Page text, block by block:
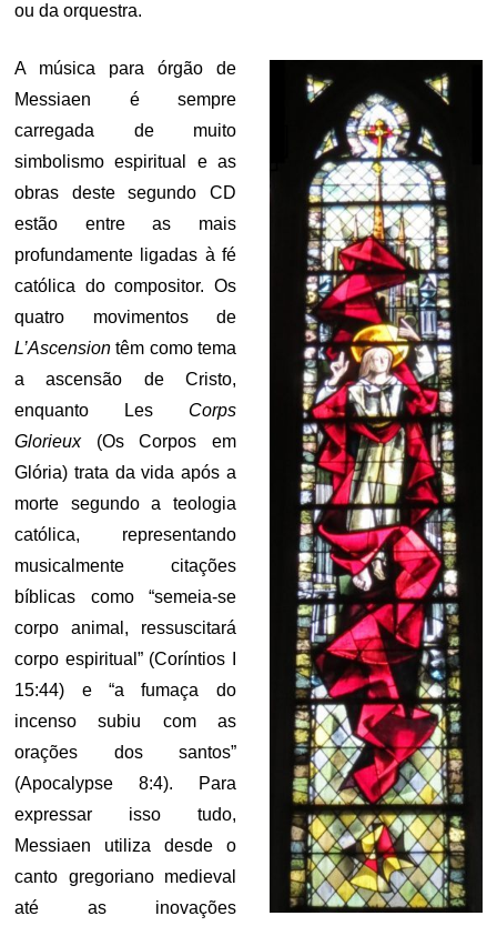
ou da orquestra.
A música para órgão de
Messiaen é sempre
carregada de muito
simbolismo espiritual e as
obras deste segundo CD
estão entre as mais
profundamente ligadas à fé
católica do compositor. Os
quatro movimentos de
L’Ascension têm como tema
a ascensão de Cristo,
enquanto Les Corps
Glorieux(Os Corpos em
Glória) trata da vida após a
morte segundo a teologia
católica, representando
musicalmente citações
bíblicas como “semeia-se
corpo animal, ressuscitará
corpo espiritual” (Coríntios I
15:44) e “a fumaça do
incenso subiu com as
orações dos santos”
(Apocalypse 8:4). Para
expressar isso tudo,
Messiaen utiliza desde o
canto gregoriano medieval
até as inovações